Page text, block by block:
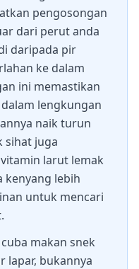
pengosongan
dari perut anda
daripada pir
ke dalam
ini memastikan
lengkungan
naik turun
sihat juga
larut lemak
kenyang lebih
untuk mencari
makan snek
lapar, bukannya